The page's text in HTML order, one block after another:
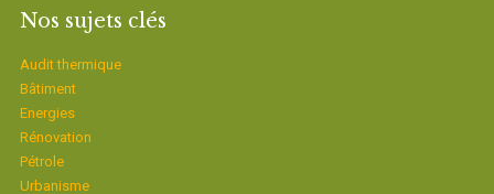
Nos sujets clés
Audit thermique
Bâtiment
Energies
Rénovation
Pétrole
Urbanisme